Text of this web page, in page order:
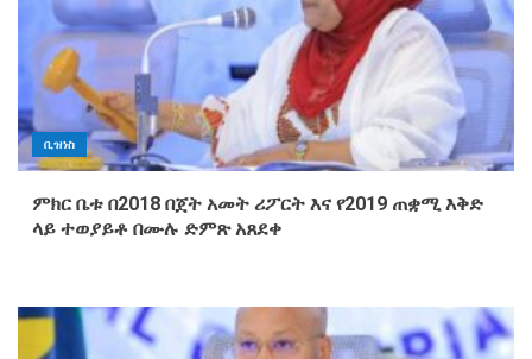
ቢዝነስ
ምክር ቤቱ በ2018 በጀት አመት ሪፖርት እና የ2019 ጠቋሚ እቅድ
ላይ ተወያይቶ በሙሉ ድምጽ አጸደቀ